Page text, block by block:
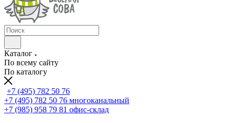
Каталог
По всему сайту
По каталогу
+7 (495) 782 50 76
+7 (495) 782 50 76 многоканальный
+7 (985) 958 79 81 офис-склад